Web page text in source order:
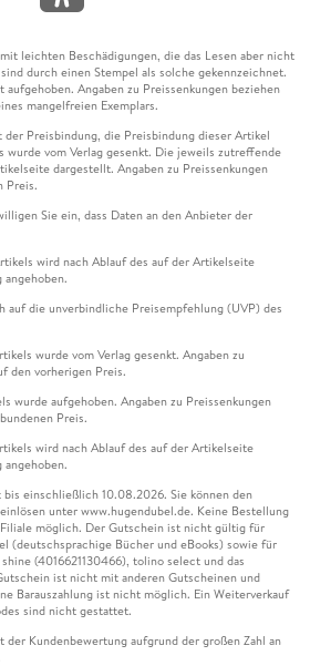
leichten Beschädigungen, die das Lesen aber nicht
durch einen Stempel als solche gekennzeichnet.
Angaben zu Preissenkungen beziehen
mangelfreien Exemplars.
Preisbindung, die Preisbindung dieser Artikel
wurde vom Verlag gesenkt. Die jeweils zutreffende
dargestellt. Angaben zu Preissenkungen
Preis.
Sie ein, dass Daten an den Anbieter der
wird nach Ablauf des auf der Artikelseite
auf die unverbindliche Preisempfehlung (UVP) des
wurde vom Verlag gesenkt. Angaben zu
den vorherigen Preis.
wurde aufgehoben. Angaben zu Preissenkungen
Preis.
wird nach Ablauf des auf der Artikelseite
einschließlich 10.08.2026. Sie können den
unter www.hugendubel.de. Keine Bestellung
möglich. Der Gutschein ist nicht gültig für
(deutschsprachige Bücher und eBooks) sowie für
(4016621130466), tolino select und das
ist nicht mit anderen Gutscheinen und
Barauszahlung ist nicht möglich. Ein Weiterverkauf
sind nicht gestattet.
Kundenbewertung aufgrund der großen Zahl an